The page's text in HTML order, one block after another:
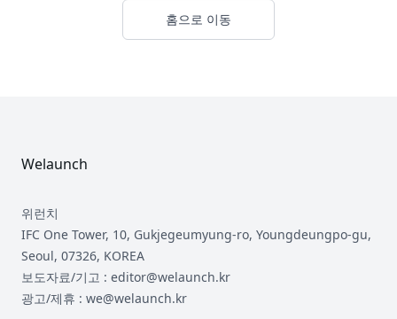
홈으로 이동
Welaunch
위런치
IFC One Tower, 10, Gukjegeumyung-ro, Youngdeungpo-gu,
Seoul, 07326, KOREA
보도자료/기고 : editor@welaunch.kr
광고/제휴 : we@welaunch.kr